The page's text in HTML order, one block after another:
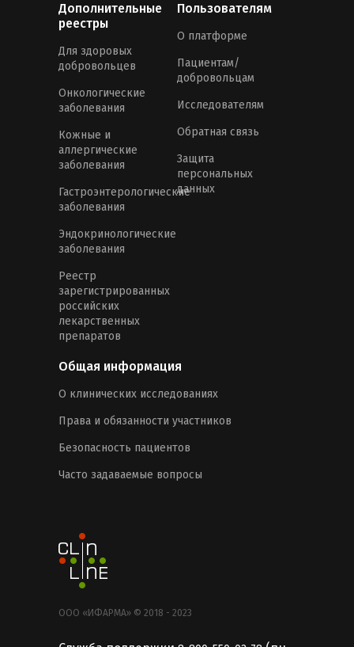
Дополнительные
реестры
Для здоровых
добровольцев
Онкологические
заболевания
Кожные и
аллергические
заболевания
Гастроэнтерологические
заболевания
Эндокринологические
заболевания
Реестр
зарегистрированных
российских
лекарственных
препаратов
Пользователям
О платформе
Пациентам/
добровольцам
Исследователям
Обратная связь
Защита
персональных
данных
Общая информация
О клинических исследованиях
Права и обязанности участников
Безопасность пациентов
Часто задаваемые вопросы
ООО «ИФАРМА» © 2018 - 2023